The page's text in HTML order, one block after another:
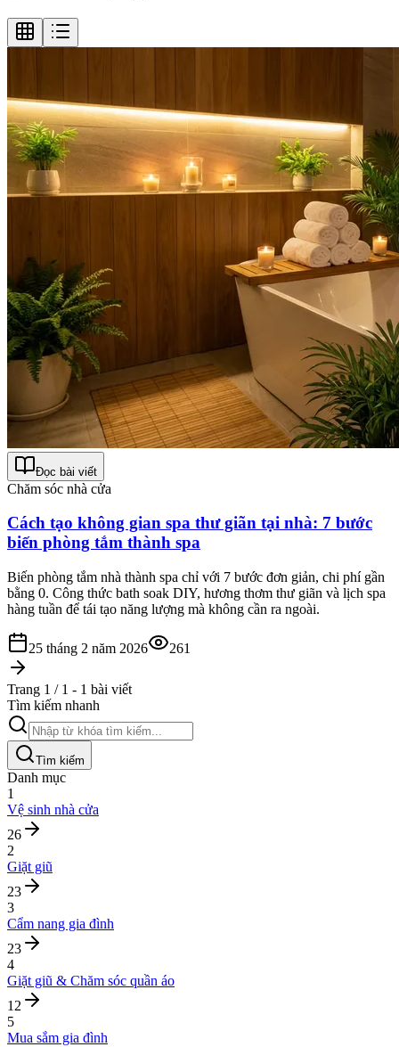
Đọc bài viết
Chăm sóc nhà cửa
Cách tạo không gian spa thư giãn tại nhà: 7 bước
biến phòng tắm thành spa
Biến phòng tắm nhà thành spa chỉ với 7 bước đơn giản, chi phí gần
bằng 0. Công thức bath soak DIY, hương thơm thư giãn và lịch spa
hàng tuần để tái tạo năng lượng mà không cần ra ngoài.
25 tháng 2 năm 2026 261
Trang 1 / 1 - 1 bài viết
Tìm kiếm nhanh
Tìm kiếm
Danh mục
1
Vệ sinh nhà cửa
26
2
Giặt giũ
23
3
Cẩm nang gia đình
23
4
Giặt giũ & Chăm sóc quần áo
12
5
Mua sắm gia đình